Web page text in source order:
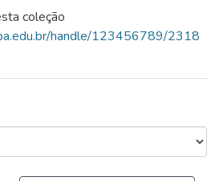
coleção
handle/123456789/2318